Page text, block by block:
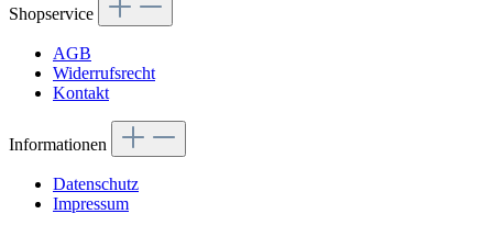
Shopservice
AGB
Widerrufsrecht
Kontakt
Informationen
Datenschutz
Impressum